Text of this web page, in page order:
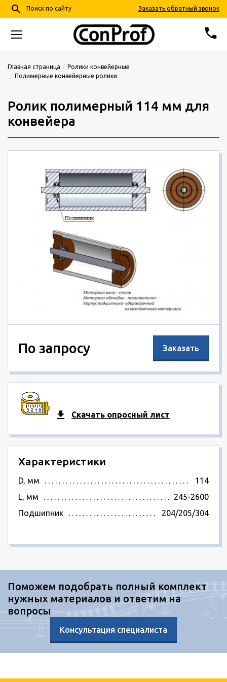
search Поиск по сайту Заказать обратный звонок
phone
+7 (4852)68-24-57
Главная страница
Ролики конвейерные
Полимерные конвейерные ролики
Ролик полимерный 114 мм для
конвейера
По запросу Заказать
Скачать опросный лист
Характеристики
D, мм
114
L, мм
245-2600
Подшипник
204/205/304
Поможем подобрать полный комплект
нужных материалов и ответим на
вопросы
Консультация специалиста